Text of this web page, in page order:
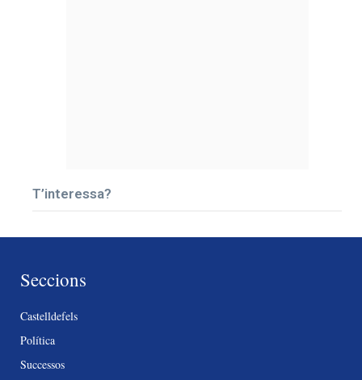
T’interessa?
Seccions
Castelldefels
Política
Successos